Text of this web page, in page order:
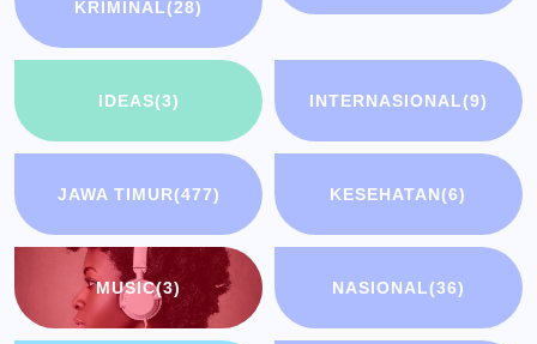
KRIMINAL(28)
IDEAS(3) INTERNASIONAL(9)
JAWA TIMUR(477) KESEHATAN(6)
MUSIC(3) NASIONAL(36)